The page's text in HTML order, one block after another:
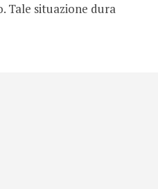
Tale situazione dura